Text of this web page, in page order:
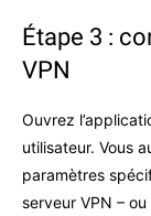
Étape 3 :
VPN
Ouvrez
utilisateur. Vous
paramètres
serveur VPN –